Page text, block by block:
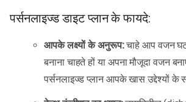
पर्सनलाइज्ड डाइट प्लान के फायदे:
आपके लक्ष्यों के अनुरूप:चाहे आप वजन
बनाना चाहते हों या अपना मौजूदा वजन
पर्सनलाइज्ड प्लान आपके खास उद्देश्यों के